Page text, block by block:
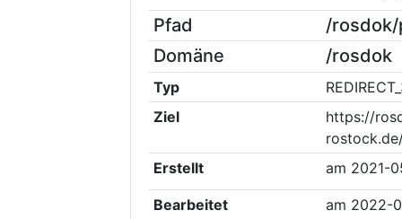
Pfad
/
Domäne
/rosdok
Typ
Ziel
https://
Erstellt
am 2021-
Bearbeitet am 2022-